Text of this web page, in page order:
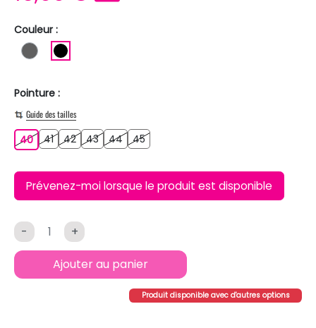
Couleur :
GRIS FONCE
Pointure :
Guide des tailles
40404141 4242434344444545
Prévenez-moi lorsque le produit est disponible
- +
Ajouter au panier
Produit disponible avec d'autres options